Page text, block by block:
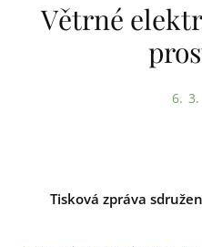
Větrné
6.
Tisková zpráva